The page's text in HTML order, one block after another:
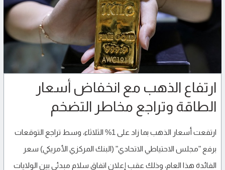
ارتفاع الذهب مع انخفاض أسعار
الطاقة وتراجع مخاطر التضخم
ارتفعت أسعار الذهب بما زاد على 1% الثلاثاء، وسط تراجع التوقعات
برفع "مجلس الاحتياطي الاتحادي" (البنك المركزي الأمريكي) سعر
الفائدة هذا العام، وذلك عقب إعلان اتفاق سلام مبدئي بين الولايات